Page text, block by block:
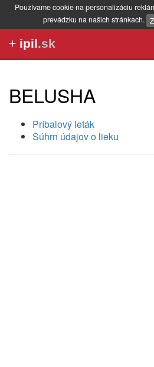
Používame cookie na personalizáciu
prevádzku na našich stránkach.
+ ipil.sk
BELUSHA
Príbalový leták
Súhrn údajov o lieku